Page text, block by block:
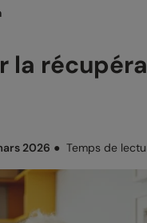
2026 ● Temps de